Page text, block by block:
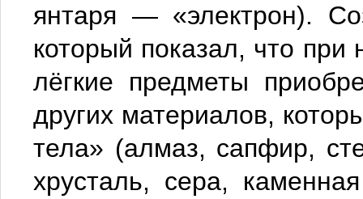
янтаря — «электрон).
который показал, что при
лёгкие предметы
других материалов,
тела» (алмаз, сапфир,
хрусталь, сера,